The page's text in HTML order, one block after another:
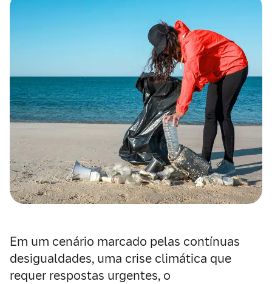
Em um cenário marcado pelas contínuas
desigualdades, uma crise climática que
requer respostas urgentes, o